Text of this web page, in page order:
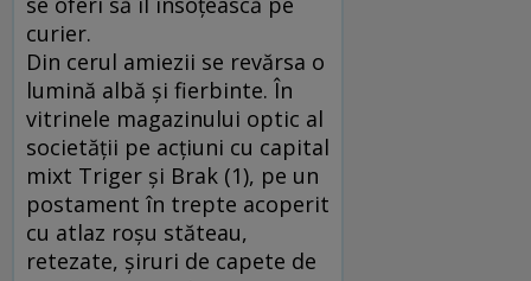
curier.
Din cerul amiezii se revărsa o
lumină albă şi fierbinte. În
vitrinele magazinului optic al
societăţii pe acţiuni cu capital
mixt Triger şi Brak (1), pe un
postament în trepte acoperit
cu atlaz roşu stăteau,
retezate, şiruri de capete de